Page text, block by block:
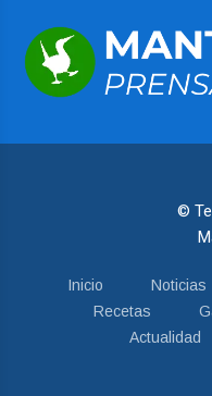
©
Inicio Noticias
Recetas
Actualidad